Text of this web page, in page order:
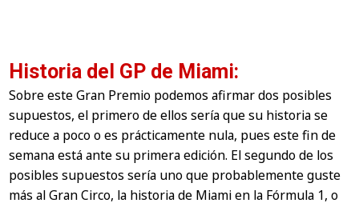
Historia del GP de Miami:
Sobre este Gran Premio podemos afirmar dos posibles
supuestos, el primero de ellos sería que su historia se
reduce a poco o es prácticamente nula, pues este fin de
semana está ante su primera edición. El segundo de los
posibles supuestos sería uno que probablemente guste
más al Gran Circo, la historia de Miami en la Fórmula 1, o